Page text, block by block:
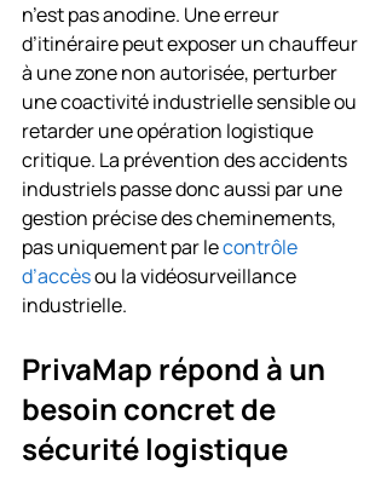
n’est pas anodine. Une erreur
d’itinéraire peut exposer un chauffeur
à une zone non autorisée, perturber
une coactivité industrielle sensible ou
retarder une opération logistique
critique. La prévention des accidents
industriels passe donc aussi par une
gestion précise des cheminements,
pas uniquement par le contrôle
d’accès ou la vidéosurveillance
industrielle.
PrivaMap répond à un
besoin concret de
sécurité logistique